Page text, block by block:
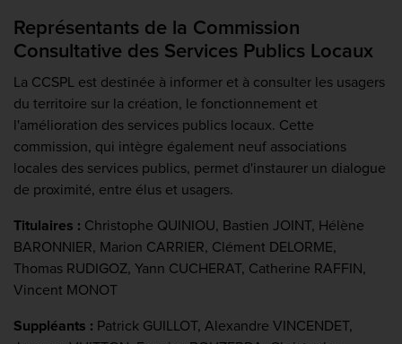
Représentants de la Commission
Consultative des Services Publics Locaux
La CCSPL est destinée à informer et à consulter les usagers
du territoire sur la création, le fonctionnement et
l'amélioration des services publics locaux. Cette
commission, qui intègre également neuf associations
locales des services publics, permet d'instaurer un dialogue
de proximité, entre élus et usagers.
Titulaires : Christophe QUINIOU, Bastien JOINT, Hélène
BARONNIER, Marion CARRIER, Clément DELORME,
Thomas RUDIGOZ, Yann CUCHERAT, Catherine RAFFIN,
Vincent MONOT
Suppléants : Patrick GUILLOT, Alexandre VINCENDET,